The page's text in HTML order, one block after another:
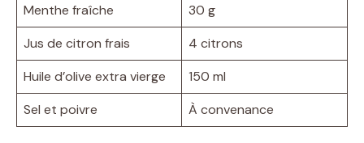
Menthe fraîche
30 g
Jus de citron frais
4 citrons
Huile d’olive extra vierge
150 ml
Sel et poivre
À convenance